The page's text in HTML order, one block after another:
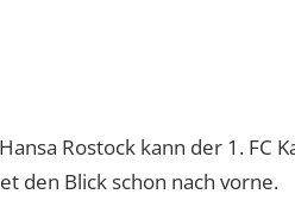
Rostock kann der 1. FC
den Blick schon nach vorne.